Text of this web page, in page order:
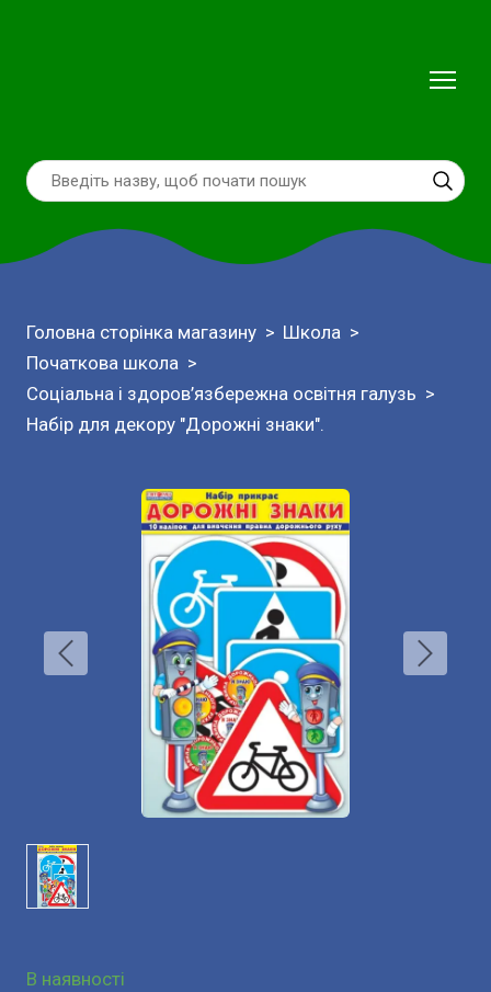
Головна сторінка магазину
Школа
Початкова школа
Соціальна і здоров’язбережна освітня галузь
Набір для декору "Дорожні знаки".
В наявності